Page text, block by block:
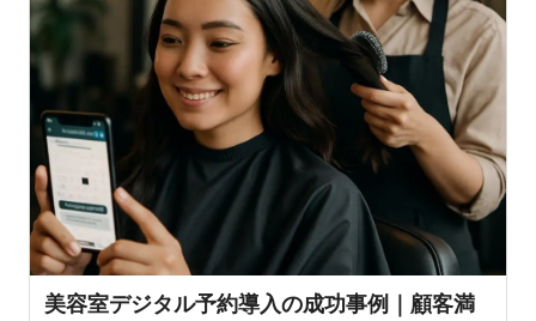
美容室デジタル予約導入の成功事例｜顧客満